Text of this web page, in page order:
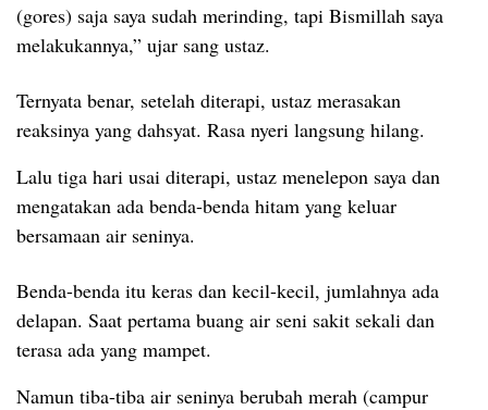
(gores) saja saya sudah merinding, tapi Bismillah saya
melakukannya,” ujar sang ustaz.
Ternyata benar, setelah diterapi, ustaz merasakan
reaksinya yang dahsyat. Rasa nyeri langsung hilang.
Lalu tiga hari usai diterapi, ustaz menelepon saya dan
mengatakan ada benda-benda hitam yang keluar
bersamaan air seninya.
Benda-benda itu keras dan kecil-kecil, jumlahnya ada
delapan. Saat pertama buang air seni sakit sekali dan
terasa ada yang mampet.
Namun tiba-tiba air seninya berubah merah (campur